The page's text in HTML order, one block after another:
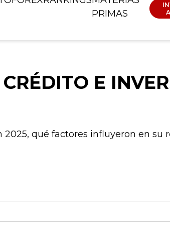
PRIMAS
E
qué factores influyeron en